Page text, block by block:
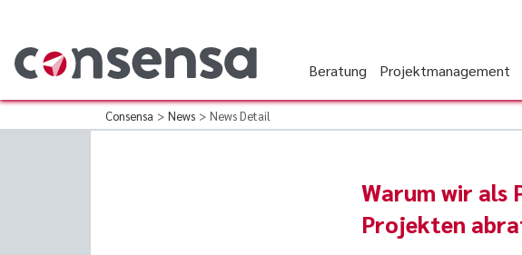
Beratung Projektmanagement
Consensa > News > News Detail
Warum wir als
Projekten